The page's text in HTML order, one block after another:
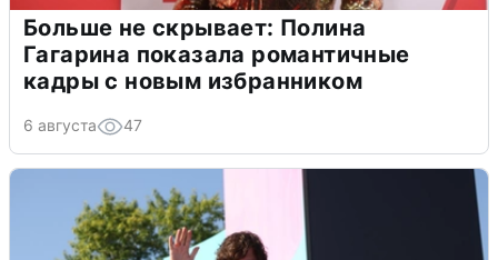
Больше не скрывает: Полина
Гагарина показала романтичные
кадры с новым избранником
6 августа 47